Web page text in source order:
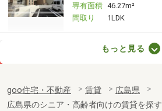
専有面積 46.27m²
間取り
1LDK
広島県広島市東区馬木８丁目
専有面積
46.37m²
間取り
2DK
もっと見る
goo住宅・不動産 賃貸
広島県
広島県のシニア・高齢者向けの賃貸を探す